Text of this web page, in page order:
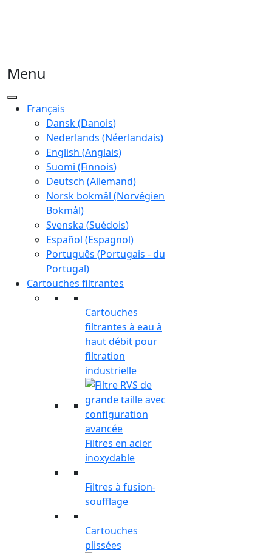
Menu
Français
Dansk(Danois)
Nederlands (Néerlandais)
English (Anglais)
Suomi (Finnois)
Deutsch (Allemand)
Norsk bokmål (Norvégien
Bokmål)
Svenska (Suédois)
Español (Espagnol)
Português (Portugais - du
Portugal)
Cartouches filtrantes
Cartouches
filtrantes à eau à
haut débit pour
filtration
industrielle
Filtres en acier
inoxydable
Filtres à fusion-
soufflage
Cartouches
plissées